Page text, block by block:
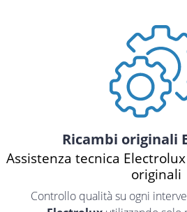
Ricambi originali
Assistenza tecnica
originali
Controllo qualità su ogni